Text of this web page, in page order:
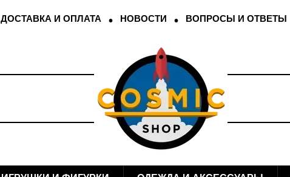
ДОСТАВКА И ОПЛАТА НОВОСТИ ВОПРОСЫ И ОТВЕТЫ